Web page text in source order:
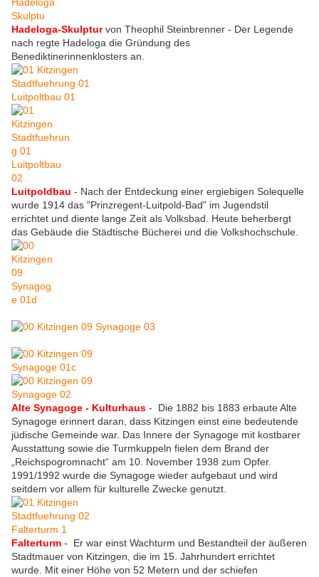
Hadeloga-Skulpturvon Theophil Steinbrenner - Der Legende
nach regte Hadeloga die Gründung des
Benediktinerinnenklosters an.
Luitpoldbau - Nach der Entdeckung einer ergiebigen Solequelle
wurde 1914 das "Prinzregent-Luitpold-Bad" im Jugendstil
errichtet und diente lange Zeit als Volksbad. Heute beherbergt
das Gebäude die Städtische Bücherei und die Volkshochschule.
Alte Synagoge - Kulturhaus - Die 1882 bis 1883 erbaute Alte
Synagoge erinnert daran, dass Kitzingen einst eine bedeutende
jüdische Gemeinde war. Das Innere der Synagoge mit kostbarer
Ausstattung sowie die Turmkuppeln fielen dem Brand der
„Reichspogromnacht“ am 10. November 1938 zum Opfer.
1991/1992 wurde die Synagoge wieder aufgebaut und wird
seitdem vor allem für kulturelle Zwecke genutzt.
Falterturm - Er war einst Wachturm und Bestandteil der äußeren
Stadtmauer von Kitzingen, die im 15. Jahrhundert errichtet
wurde. Mit einer Höhe von 52 Metern und der schiefen